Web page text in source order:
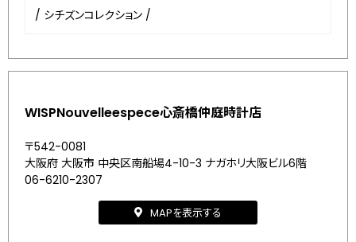
/ シチズンコレクション /
WISPNouvelleespece心斎橋仲庭時計店
〒542-0081
大阪府 大阪市 中央区南船場4-10-3 ナガホリ大阪ビル6階
06-6210-2307
MAPを表示する